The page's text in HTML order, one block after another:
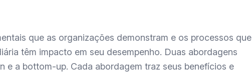
que as organizações demonstram e os processos que
têm impacto em seu desempenho. Duas abordagens
e a bottom-up. Cada abordagem traz seus benefícios e